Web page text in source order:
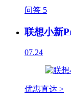
问答 5
联想小新
07.24
优惠直达 >